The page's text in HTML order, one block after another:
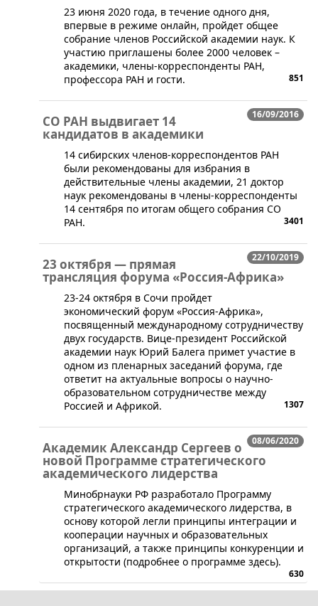
​​​​23 июня 2020 года, в течение одного дня,
впервые в режиме онлайн, пройдет общее
собрание членов Российской академии наук. К
участию приглашены более 2000 человек –
академики, члены-корреспонденты РАН,
профессора РАН и гости.
851
16/09/2016
СО РАН выдвигает 14
кандидатов в академики
​14 сибирских членов-корреспондентов РАН
были рекомендованы для избрания в
действительные члены академии, 21 доктор
наук рекомендованы в члены-корреспонденты
14 сентября по итогам общего собрания СО
РАН.
3401
22/10/2019
23 октября — прямая
трансляция форума «Россия-Африка»
​23-24 октября в Сочи пройдет
экономический форум «Россия-Африка»,
посвященный международному сотрудничеству
двух государств. Вице-президент Российской
академии наук Юрий Балега примет участие в
одном из пленарных заседаний форума, где
ответит на актуальные вопросы о научно-
образовательном сотрудничестве между
Россией и Африкой.
1307
08/06/2020
Академик Александр Сергеев о
новой Программе стратегического
академического лидерства
​Минобрнауки РФ разработало Программу
стратегического академического лидерства, в
основу которой легли принципы интеграции и
кооперации научных и образовательных
организаций, а также принципы конкуренции и
открытости (подробнее о программе здесь).
630